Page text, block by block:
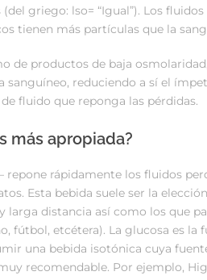
(del griego: lso= “Igual”). Los
tienen más partículas que la
de productos de baja
sanguíneo, reduciendo a sí el
fluido que reponga las pérdidas.
más apropiada?
repone rápidamente los fluidos
Esta bebida suele ser la
larga distancia así como los que
fútbol, etcétera). La glucosa es
una bebida isotónica cuya
recomendable. Por ejemplo,